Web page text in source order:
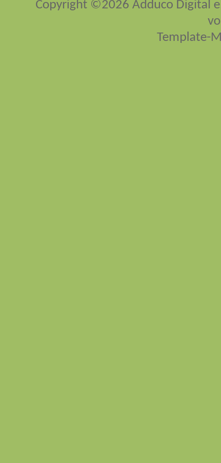
Copyright ©2026 Adduco Digital
Template-